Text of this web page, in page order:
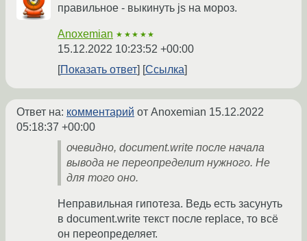
правильное - выкинуть js на мороз.
Anoxemian ★★★★★
15.12.2022 10:23:52 +00:00
Показать ответ
Ссылка
Ответ на: комментарий от Anoxemian 15.12.2022
05:18:37 +00:00
очевидно, document.write после начала
вывода не переопределит нужного. Не
для того оно.
Неправильная гипотеза. Ведь есть засунуть
в document.write текст после replace, то всё
он переопределяет.